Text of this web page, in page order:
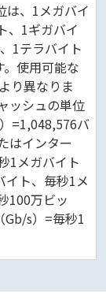
は、1メガバイ
、1ギガバイ
1テラバイト
。使用可能な
り異なりま
ッシュの単位
=1,048,576バ
はインター
1メガバイト
イト、毎秒1メ
100万ビッ
Gb/s）=毎秒1